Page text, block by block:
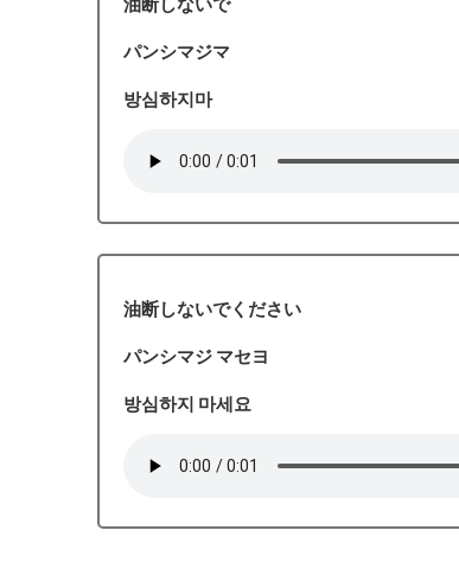
パンシマジマ
방심하지마
油断しないでください
パンシマジ マセヨ
방심하지 마세요